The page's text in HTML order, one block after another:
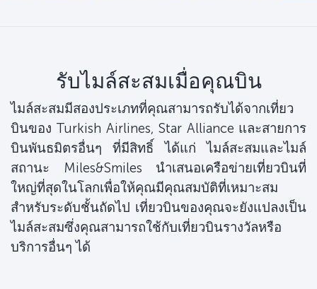
รับไมล์สะสมเมื่อคุณบิน
ไมล์สะสมมีสองประเภทที่คุณสามารถรับได้จากเที่ยว
บินของ Turkish Airlines, Star Alliance และสายการ
บินพันธมิตรอื่นๆ ที่มีสิทธิ์ ได้แก่ ไมล์สะสมและไมล์
สถานะ Miles&Smiles นำเสนอเครือข่ายเที่ยวบินที่
ใหญ่ที่สุดในโลกเพื่อให้คุณมีคุณสมบัติที่เหมาะสม
สำหรับระดับชั้นถัดไป เที่ยวบินของคุณจะยังแปลงเป็น
ไมล์สะสมซึ่งคุณสามารถใช้กับเที่ยวบินรางวัลหรือ
บริการอื่นๆ ได้